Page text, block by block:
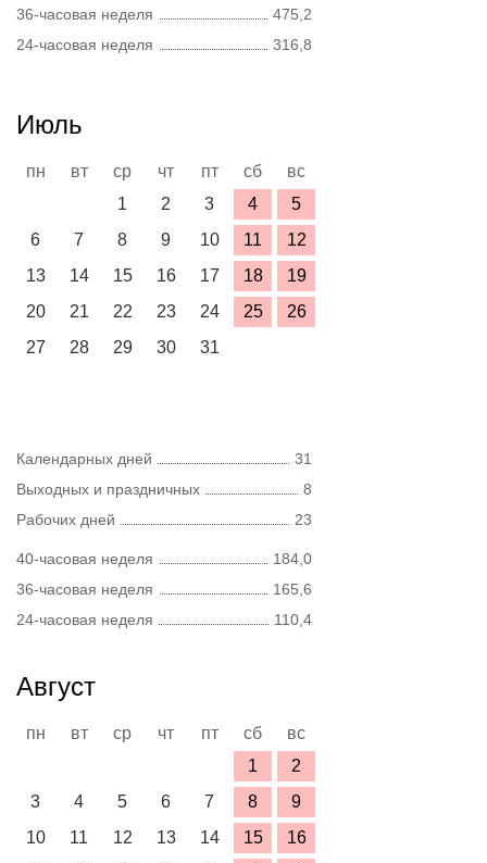
36-часовая неделя
475,2
24-часовая неделя
316,8
Июль
пн вт ср чт пт сб
вс
1
2 3 4
5
6
7 8 9 10 11
12
13
14 15 16 17 18
19
20
21 22 23 24 25
26
27
28 29 30 31
Календарных дней
31
Выходных и праздничных
8
Рабочих дней
23
40-часовая неделя
184,0
36-часовая неделя
165,6
24-часовая неделя
110,4
Август
пн вт ср чт пт сб
вс
1
2
3
4 5 6 7 8
9
10
11 12 13 14 15
16